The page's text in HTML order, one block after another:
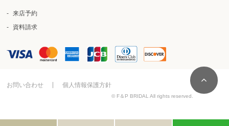
来店予約
資料請求
お問い合わせ 個人情報保護方針
© F＆P BRIDAL All rights reserved.